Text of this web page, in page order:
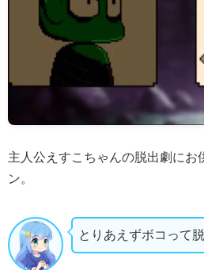
主人公えすこちゃんの脱出劇にお
ン。
とりあえずボコって